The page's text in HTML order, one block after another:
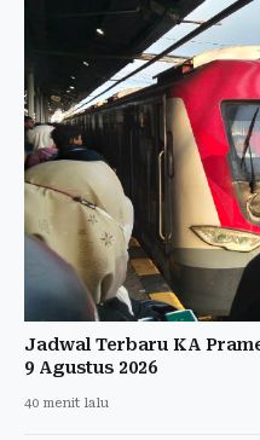
Jadwal Terbaru KA
9 Agustus 2026
40 menit lalu